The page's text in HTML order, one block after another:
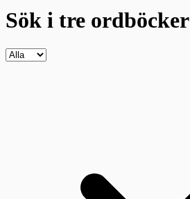
Sök i tre ordböcker